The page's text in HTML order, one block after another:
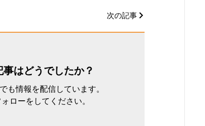
次の記事
事はどうでしたか？
も情報を配信しています。
ローをしてください。